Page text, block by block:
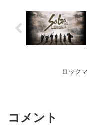
ロック
コメント